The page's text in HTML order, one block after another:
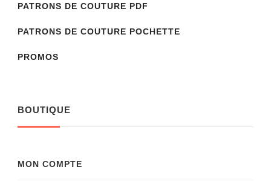
PATRONS DE COUTURE PDF
PATRONS DE COUTURE POCHETTE
PROMOS
BOUTIQUE
MON COMPTE